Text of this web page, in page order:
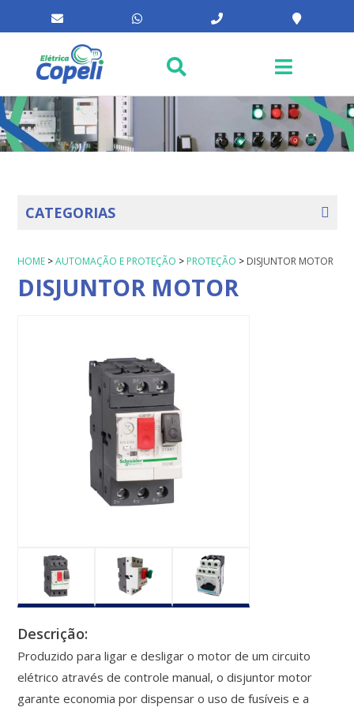
CATEGORIAS
HOME>AUTOMAÇÃO E PROTEÇÃO > PROTEÇÃO > DISJUNTOR MOTOR
DISJUNTOR MOTOR
Descrição:
Produzido para ligar e desligar o motor de um circuito
elétrico através de controle manual, o disjuntor motor
garante economia por dispensar o uso de fusíveis e a